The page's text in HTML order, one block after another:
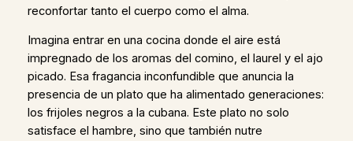
reconfortar tanto el cuerpo como el alma.
Imagina entrar en una cocina donde el aire está
impregnado de los aromas del comino, el laurel y el ajo
picado. Esa fragancia inconfundible que anuncia la
presencia de un plato que ha alimentado generaciones:
los frijoles negros a la cubana. Este plato no solo
satisface el hambre, sino que también nutre